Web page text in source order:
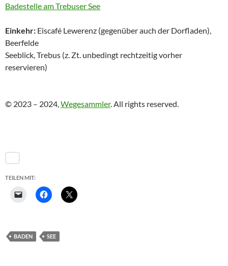
Badestelle am Trebuser See
Einkehr: Eiscafé Lewerenz (gegenüber auch der Dorfladen),
Beerfelde
Seeblick, Trebus (z. Zt. unbedingt rechtzeitig vorher
reservieren)
© 2023 – 2024, Wegesammler. All rights reserved.
TEILEN MIT:
BADEN SEE